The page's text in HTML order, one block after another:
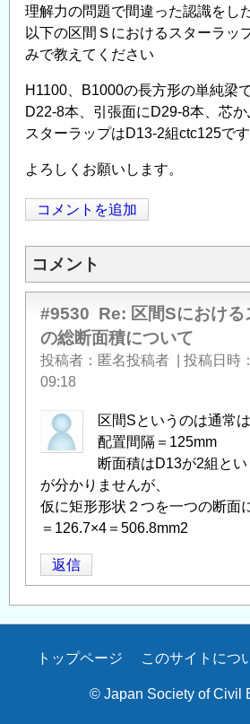
理解力の問題で間違った認識をし
以下の区間Ｓにおけるスターラッ
みで教えてください
H1100、B1000の長方形の単純梁
D22-8本、引張面にD29-8本、芯
スターラップはD13-2組ctc125です
よろしくお願いします。
コメントを追加
コメント
#9530 Re: 区間Sにおける
の総断面積について
投稿者 匿名投稿者 投稿日時
09:18
区間Sというのは通常
配置間隔＝125mm
断面積はD13が2組と
が分かりませんが、
仮に矩形形状２つを一つの断面
＝126.7×4＝506.8mm2
返信
Secondary
トップページ このサイトにつ
© Japan Society of Civil